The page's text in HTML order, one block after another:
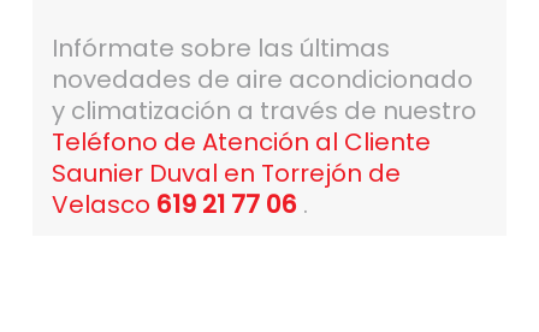
Infórmate sobre las últimas
novedades de aire acondicionado
y climatización a través de nuestro
Teléfono de Atención al Cliente
Saunier Duval en Torrejón de
Velasco 619 21 77 06 .